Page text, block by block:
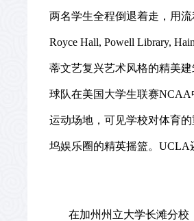
两名学生全程倒退着走，用
Royce Hall, Powell Library,
蒂文艺复兴艺术风格的精美
球队在美国大学生联赛NCAA
运动场地，可见学校对体育的
坞娱乐圈的精英摇篮。 UCLA
在加州州立大学长滩分校